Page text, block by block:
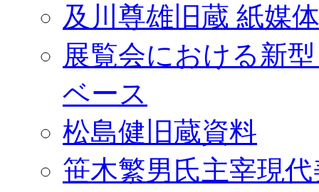
及川尊雄旧蔵 紙媒
展覧会における新
ベース
松島健旧蔵資料
笹木繁男氏主宰現